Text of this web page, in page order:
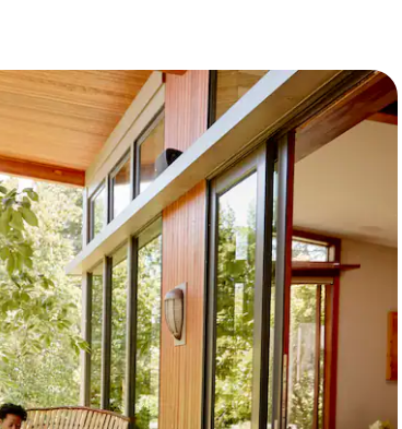
omhoog en omlaag, óf door te tikken of swipen.